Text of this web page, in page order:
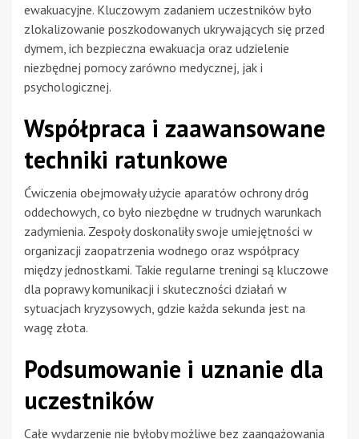
ewakuacyjne. Kluczowym zadaniem uczestników było
zlokalizowanie poszkodowanych ukrywających się przed
dymem, ich bezpieczna ewakuacja oraz udzielenie
niezbędnej pomocy zarówno medycznej, jak i
psychologicznej.
Współpraca i zaawansowane
techniki ratunkowe
Ćwiczenia obejmowały użycie aparatów ochrony dróg
oddechowych, co było niezbędne w trudnych warunkach
zadymienia. Zespoły doskonaliły swoje umiejętności w
organizacji zaopatrzenia wodnego oraz współpracy
między jednostkami. Takie regularne treningi są kluczowe
dla poprawy komunikacji i skuteczności działań w
sytuacjach kryzysowych, gdzie każda sekunda jest na
wagę złota.
Podsumowanie i uznanie dla
uczestników
Całe wydarzenie nie byłoby możliwe bez zaangażowania